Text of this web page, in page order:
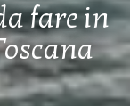
fare in